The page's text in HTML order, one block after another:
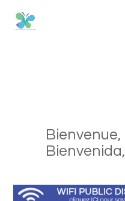
Bienvenue,
Bienvenida,